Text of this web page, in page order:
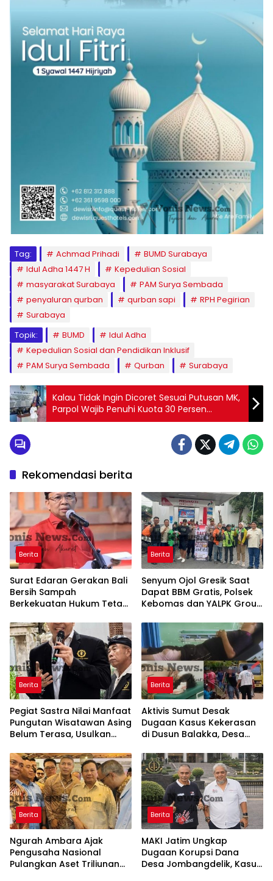
Tag: Achmad Prihadi
BUMD Surabaya
Idul Adha 1447 H
Kepedulian Sosial
masyarakat Surabaya
PAM Surya Sembada
penyaluran qurban
qurban sapi
RPH Pegirian
Surabaya
Topik:
BUMD
Idul Adha
Kepedulian Sosial dan Pendidikan Inklusif
PAM Surya Sembada
Qurban Surabaya
Kalau Tidak Ingin Dicoret Sesuai Putusan MK,
Parpol Wajib Penuhi Kuota 30 Persen
Perempuan di Parlemen
Rekomendasi berita
Berita
Surat Edaran Gerakan Bali
Bersih Sampah
Berkekuatan Hukum Tetap,
PTUN dan Banding
Berita
Senyum Ojol Gresik Saat
Dapat BBM Gratis, Polsek
Kebomas dan YALPK Group
Berita
Pegiat Sastra Nilai Manfaat
Pungutan Wisatawan Asing
Belum Terasa, Usulkan
Digital Dana PWA
Berita
Aktivis Sumut Desak
Dugaan Kasus Kekerasan
di Dusun Balakka, Desa
Tuntas
Berita
Ngurah Ambara Ajak
Pengusaha Nasional
Pulangkan Aset Triliunan
Berita
MAKI Jatim Ungkap
Dugaan Korupsi Dana
Desa Jombangdelik, Kasus